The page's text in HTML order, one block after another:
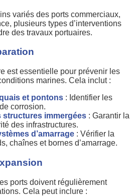
variés des ports commerciaux,
plusieurs types d’interventions
des travaux portuaires.
est essentielle pour prévenir les
marines. Cela inclut :
et pontons : Identifier les
corrosion.
structures immergées : Garantir la
des infrastructures.
d’amarrage : Vérifier la
chaînes et bornes d’amarrage.
ports doivent régulièrement
Cela peut inclure :